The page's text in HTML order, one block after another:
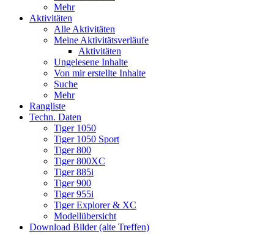
Mehr
Aktivitäten
Alle Aktivitäten
Meine Aktivitätsverläufe
Aktivitäten
Ungelesene Inhalte
Von mir erstellte Inhalte
Suche
Mehr
Rangliste
Techn. Daten
Tiger 1050
Tiger 1050 Sport
Tiger 800
Tiger 800XC
Tiger 885i
Tiger 900
Tiger 955i
Tiger Explorer & XC
Modellübersicht
Download Bilder (alte Treffen)